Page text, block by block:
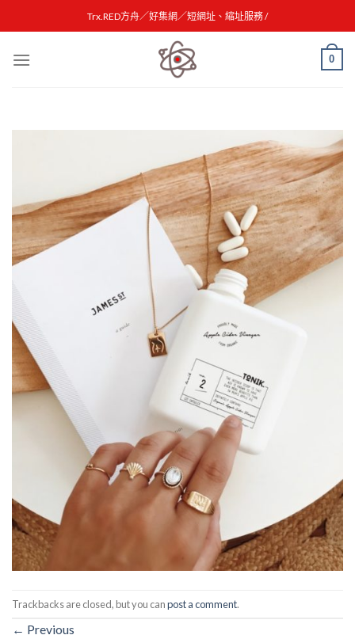
to
Trx.RED方舟／好集網／短網址、縮址服務 /
0
Trackbacks are closed, but you canpost a comment.
← Previous